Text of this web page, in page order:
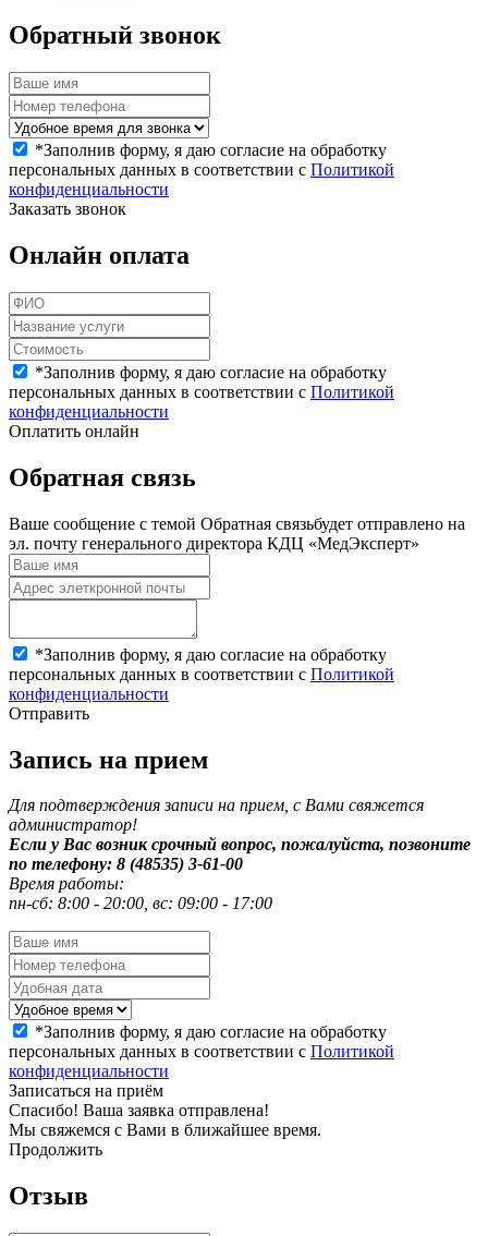
Обратный звонок
*Заполнив форму, я даю согласие на обработку
персональных данных в соответствии с Политикой
конфиденциальности
Заказать звонок
Онлайн оплата
*Заполнив форму, я даю согласие на обработку
персональных данных в соответствии с Политикой
конфиденциальности
Оплатить онлайн
Обратная связь
Ваше сообщение с темой Обратная связьбудет отправлено на
эл. почту генерального директора КДЦ «МедЭксперт»
*Заполнив форму, я даю согласие на обработку
персональных данных в соответствии с Политикой
конфиденциальности
Отправить
Запись на прием
Для подтверждения записи на прием, с Вами свяжется
администратор!
Если у Вас возник срочный вопрос, пожалуйста, позвоните
по телефону: 8 (48535) 3-61-00
Время работы:
пн-сб: 8:00 - 20:00, вс: 09:00 - 17:00
*Заполнив форму, я даю согласие на обработку
персональных данных в соответствии с Политикой
конфиденциальности
Записаться на приём
Спасибо! Ваша заявка отправлена!
Мы свяжемся с Вами в ближайшее время.
Продолжить
Отзыв